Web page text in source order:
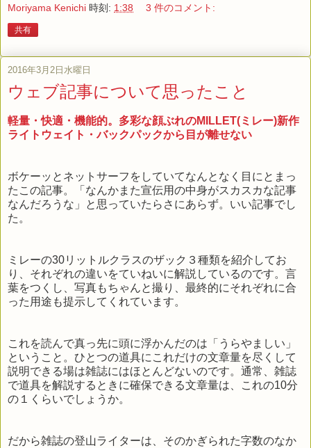
Moriyama Kenichi 時刻: 1:38 3 件のコメント:
共有
2016年3月2日水曜日
ウェブ記事について思ったこと
軽量・快適・機能的。多彩な顔ぶれのMILLET(ミレー)新作
ライトウェイト・バックパックから目が離せない
ボケーッとネットサーフをしていてなんとなく目にとまっ
たこの記事。「なんかまた宣伝用の中身がスカスカな記事
なんだろうな」と思っていたらさにあらず。いい記事でし
た。
ミレーの30リットルクラスのザック３種類を紹介してお
り、それぞれの違いをていねいに解説しているのです。言
葉をつくし、写真もちゃんと撮り、最終的にそれぞれに合
った用途も提示してくれています。
これを読んで真っ先に頭に浮かんだのは「うらやましい」
ということ。ひとつの道具にこれだけの文章量を尽くして
説明できる場は雑誌にはほとんどないのです。通常、雑誌
で道具を解説するときに確保できる文章量は、これの10分
の１くらいでしょうか。
だから雑誌の登山ライターは、そのかぎられた字数のなか